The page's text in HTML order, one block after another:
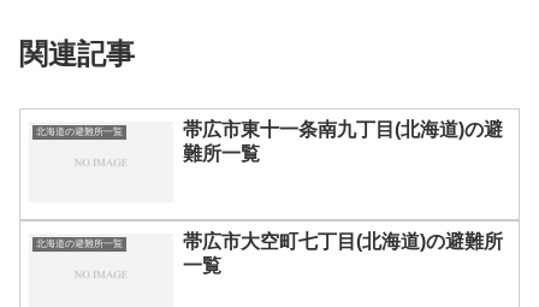
関連記事
北海道の避難所一覧
帯広市東十一条南九丁目(北海道)の避
難所一覧
北海道の避難所一覧
帯広市大空町七丁目(北海道)の避難所
一覧